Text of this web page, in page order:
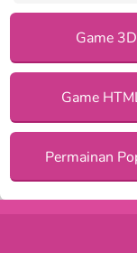
Game 3D
Game
Permainan